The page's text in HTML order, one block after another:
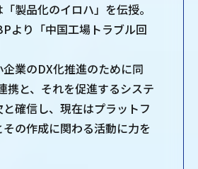
製品化のイロハ」を伝授。
より「中国工場トラブル回
業のDX化推進のために同
携と、それを促進するシステ
確信し、現在はプラットフ
の作成に関わる活動に力を